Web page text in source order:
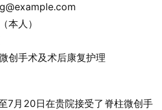
本人）
创手术及术后康复护理
7月20日在贵院接受了脊柱微创手